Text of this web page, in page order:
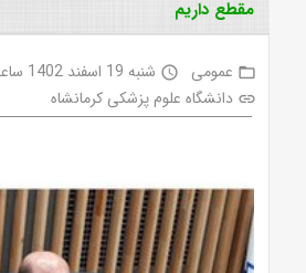
مقطع داریم
folder_open عمومی access_time شنبه 19 اسفند 1402 ساعت 18:2
link دانشگاه علوم پزشکی کرمانشاه